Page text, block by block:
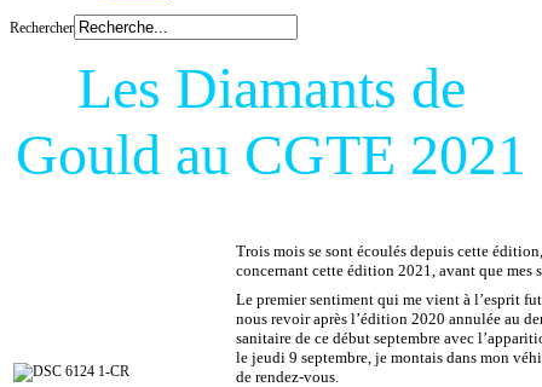
Rechercher
Les Diamants de
Gould au CGTE 2021
Trois mois se sont écoulés depuis cette
concernant cette édition 2021, avant que mes
Le premier sentiment qui me vient à l’esprit
nous revoir après l’édition 2020 annulée au
sanitaire de ce début septembre avec
le jeudi 9 septembre, je montais dans mon
de rendez-vous.